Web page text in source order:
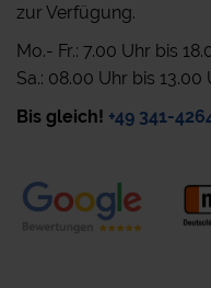
zur Verfügung.
Mo.- Fr.: 7.00 Uhr bis
Sa.: 08.00 Uhr bis 13.00
Bis gleich! +49 341-